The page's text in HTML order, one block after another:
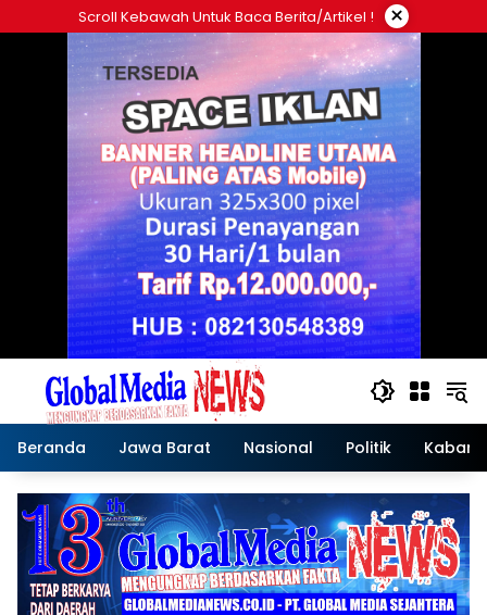
ke
Scroll Kebawah Untuk Baca Berita/artikel ! ×
Beranda Jawa Barat Nasional Politik Kabar